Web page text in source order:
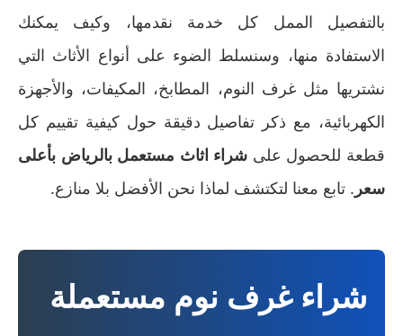
بالتفصيل الممل كل خدمة نقدمها، وكيف يمكنك
الاستفادة منها، وسنسلط الضوء على أنواع الأثاث التي
نشتريها مثل غرف النوم، المطابخ، المكيفات، والأجهزة
الكهربائية، مع ذكر تفاصيل دقيقة حول كيفية تقييم كل
قطعة للحصول على شراء اثاث مستعمل بالرياض بأعلى
سعر . تابع معنا لتكتشف لماذا نحن الأفضل بلا منازع.
شراء غرف نوم مستعملة